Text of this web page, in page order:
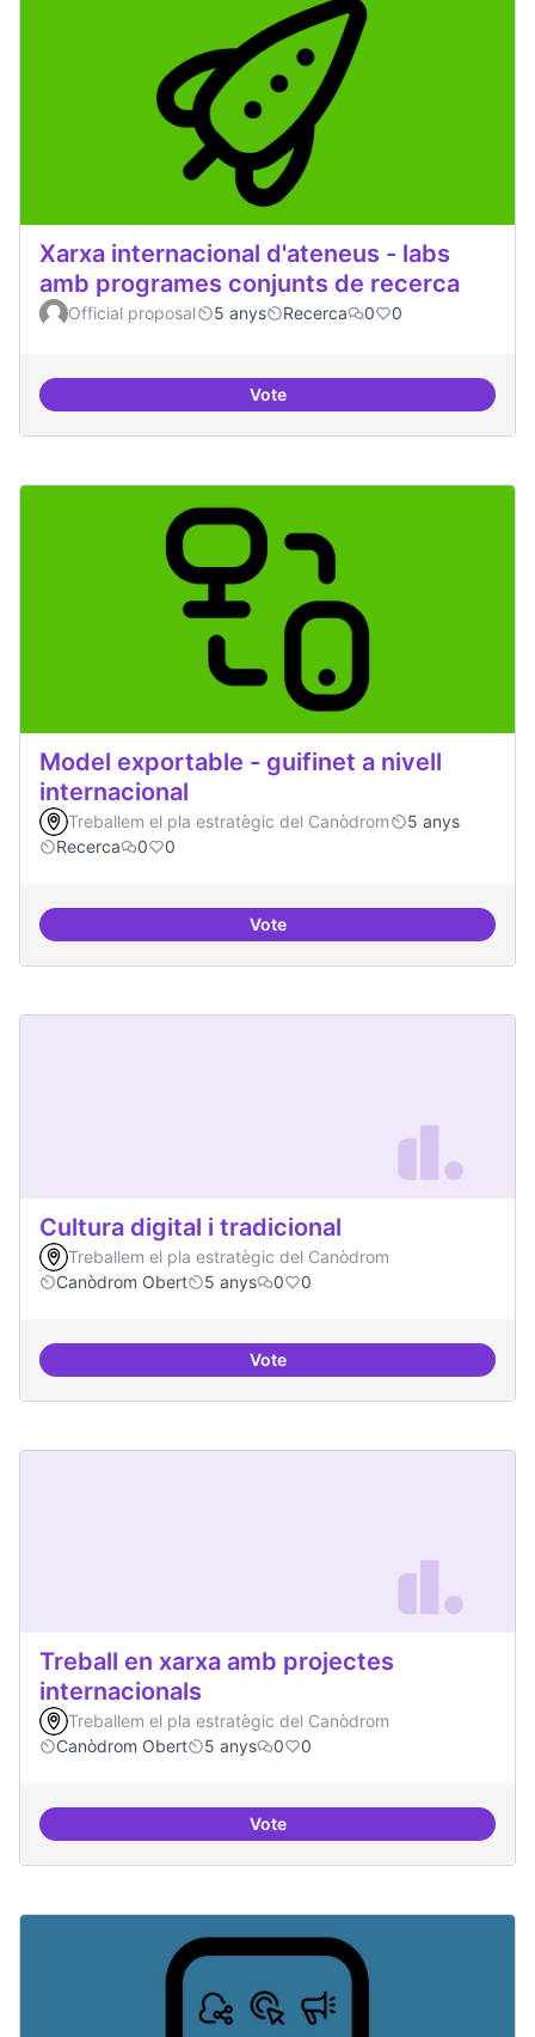
Xarxa internacional d'ateneus - labs
amb programes conjunts de recerca
Official proposal 5 anys Recerca 0 0
VoteXarxa internacional d'ateneus -
Model exportable - guifinet a nivell
internacional
Treballem el pla estratègic del Canòdrom
5 anys
Recerca
0 0
VoteModel exportable - guifinet a
Cultura digital i tradicional
Treballem el pla estratègic del Canòdrom
Canòdrom Obert
5 anys 0 0
VoteCultura digital i tradicional
Treball en xarxa amb projectes
internacionals
Treballem el pla estratègic del Canòdrom
Canòdrom Obert
5 anys 0 0
VoteTreball en xarxa amb projectes